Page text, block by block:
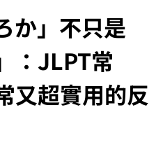
か」不只是
：JLPT常
又超實用的反